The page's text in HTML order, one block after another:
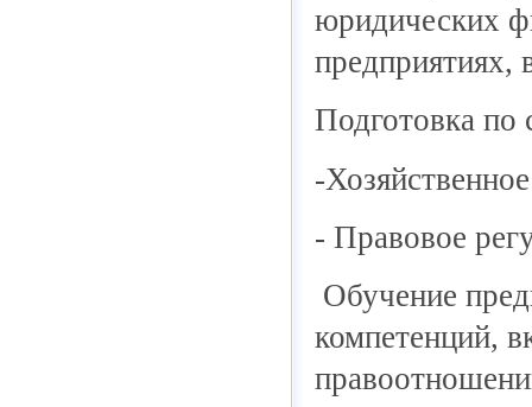
юридических
предприятиях,
Подготовка по
-
- Правовое
Обучение
компетенций,